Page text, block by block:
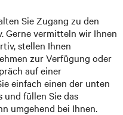
Sie Zugang zu den
Gerne vermitteln wir Ihnen
stellen Ihnen
zur Verfügung oder
auf einer
einfach einen der unten
füllen Sie das
umgehend bei Ihnen.